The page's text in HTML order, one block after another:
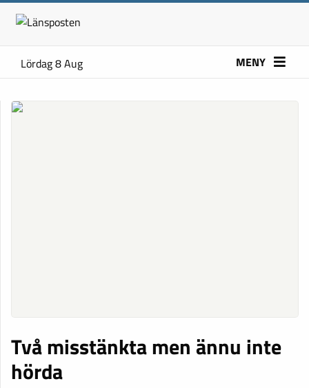
Lördag 8 Aug MENY
Två misstänkta men ännu inte
hörda